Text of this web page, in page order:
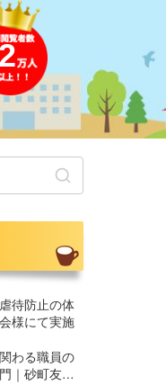
2
待防止の体
様にて実施
わる職員の
｜砂町友愛